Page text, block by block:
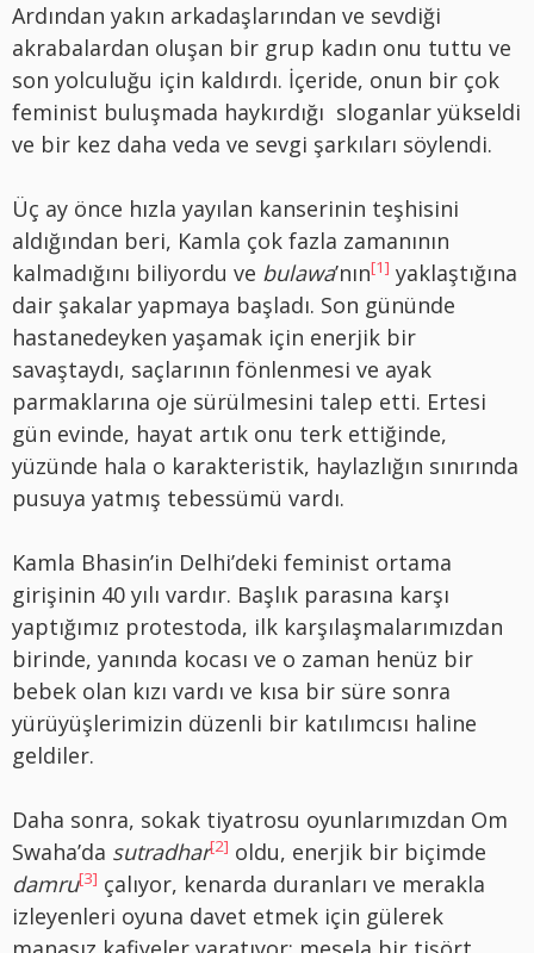
Ardından yakın arkadaşlarından ve sevdiği
akrabalardan oluşan bir grup kadın onu tuttu ve
son yolculuğu için kaldırdı. İçeride, onun bir çok
feminist buluşmada haykırdığı sloganlar yükseldi
ve bir kez daha veda ve sevgi şarkıları söylendi.
Üç ay önce hızla yayılan kanserinin teşhisini
aldığından beri, Kamla çok fazla zamanının
kalmadığını biliyordu ve bulawa’nın[1] yaklaştığına
dair şakalar yapmaya başladı. Son gününde
hastanedeyken yaşamak için enerjik bir
savaştaydı, saçlarının fönlenmesi ve ayak
parmaklarına oje sürülmesini talep etti. Ertesi
gün evinde, hayat artık onu terk ettiğinde,
yüzünde hala o karakteristik, haylazlığın sınırında
pusuya yatmış tebessümü vardı.
Kamla Bhasin’in Delhi’deki feminist ortama
girişinin 40 yılı vardır. Başlık parasına karşı
yaptığımız protestoda, ilk karşılaşmalarımızdan
birinde, yanında kocası ve o zaman henüz bir
bebek olan kızı vardı ve kısa bir süre sonra
yürüyüşlerimizin düzenli bir katılımcısı haline
geldiler.
Daha sonra, sokak tiyatrosu oyunlarımızdan Om
Swaha’da sutradhar[2] oldu, enerjik bir biçimde
damru[3] çalıyor, kenarda duranları ve merakla
izleyenleri oyuna davet etmek için gülerek